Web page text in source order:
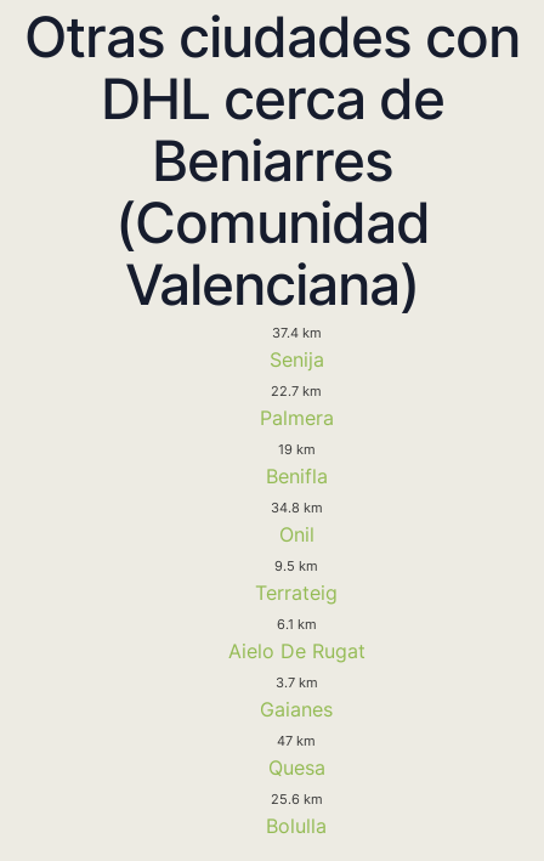
Otras ciudades con
DHL cerca de
Beniarres
(Comunidad
Valenciana)
37.4 km
Senija
22.7 km
Palmera
19 km
Benifla
34.8 km
Onil
9.5 km
Terrateig
6.1 km
Aielo De Rugat
3.7 km
Gaianes
47 km
Quesa
25.6 km
Bolulla